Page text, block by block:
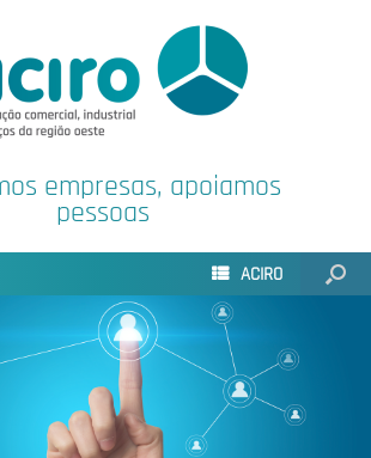
empresas, apoiamos
pessoas
ACIRO